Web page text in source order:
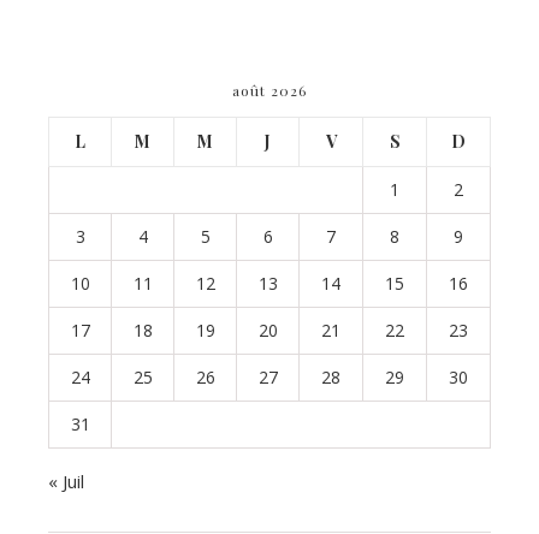
août 2026
L M M J V S D
1 2
3 4 5 6 7 8 9
10 11 12 13 14 15 16
17 18 19 20 21 22 23
24 25 26 27 28 29 30
31
« Juil